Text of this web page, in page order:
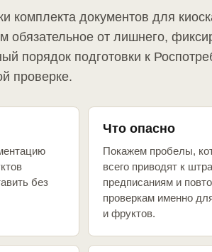
комплекта документов для
обязательное от лишнего,
порядок подготовки к
проверке.
без
Что опасно
Покажем пробелы,
всего приводят к
предписаниям и
проверкам именно
и фруктов.